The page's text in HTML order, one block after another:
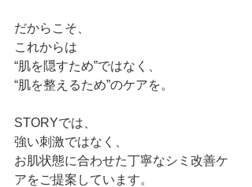
だからこそ、
これからは
“肌を隠すため”ではなく、
“肌を整えるため”のケアを。
STORYでは、
強い刺激ではなく、
お肌状態に合わせた丁寧なシミ改善ケ
アをご提案しています。